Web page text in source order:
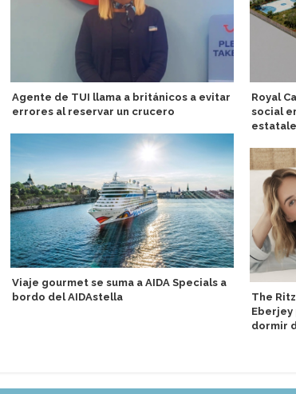
Agente de TUI llama a británicos a evitar
errores al reservar un crucero
Viaje gourmet se suma a AIDA Specials a
bordo del AIDAstella
Royal
social
The
dormir